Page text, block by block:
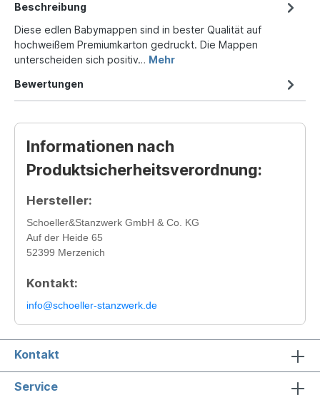
Beschreibung
Diese edlen Babymappen sind in bester Qualität auf
hochweißem Premiumkarton gedruckt. Die Mappen
unterscheiden sich positiv… Mehr
Bewertungen
Informationen nach
Produktsicherheitsverordnung:
Hersteller:
Schoeller&Stanzwerk GmbH & Co. KG
Auf der Heide 65
52399 Merzenich
Kontakt:
info@schoeller-stanzwerk.de
Kontakt
Service